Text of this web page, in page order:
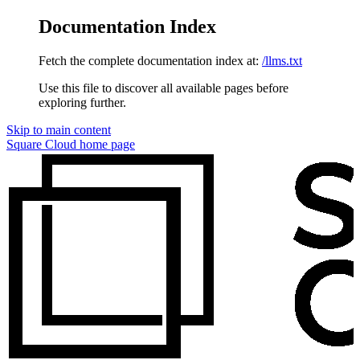
Documentation Index
Fetch the complete documentation index at: /llms.txt
Use this file to discover all available pages before
exploring further.
Skip to main content
Square Cloud home page